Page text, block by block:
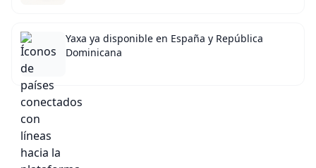
Yaxa ya disponible en España y República
Dominicana